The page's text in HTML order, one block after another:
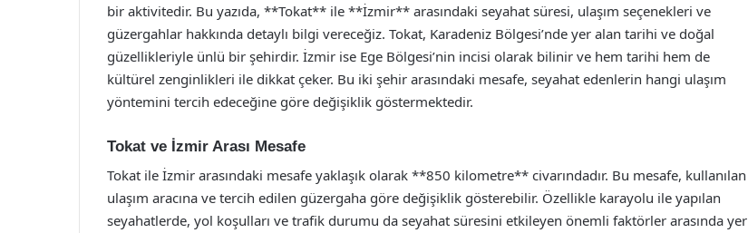
bir aktivitedir. Bu yazıda, **Tokat** ile **İzmir** arasındaki seyahat süresi, ulaşım seçenekleri ve
güzergahlar hakkında detaylı bilgi vereceğiz. Tokat, Karadeniz Bölgesi’nde yer alan tarihi ve doğal
güzellikleriyle ünlü bir şehirdir. İzmir ise Ege Bölgesi’nin incisi olarak bilinir ve hem tarihi hem de
kültürel zenginlikleri ile dikkat çeker. Bu iki şehir arasındaki mesafe, seyahat edenlerin hangi ulaşım
yöntemini tercih edeceğine göre değişiklik göstermektedir.
Tokat ve İzmir Arası Mesafe
Tokat ile İzmir arasındaki mesafe yaklaşık olarak **850 kilometre** civarındadır. Bu mesafe, kullanılan
ulaşım aracına ve tercih edilen güzergaha göre değişiklik gösterebilir. Özellikle karayolu ile yapılan
seyahatlerde, yol koşulları ve trafik durumu da seyahat süresini etkileyen önemli faktörler arasında yer